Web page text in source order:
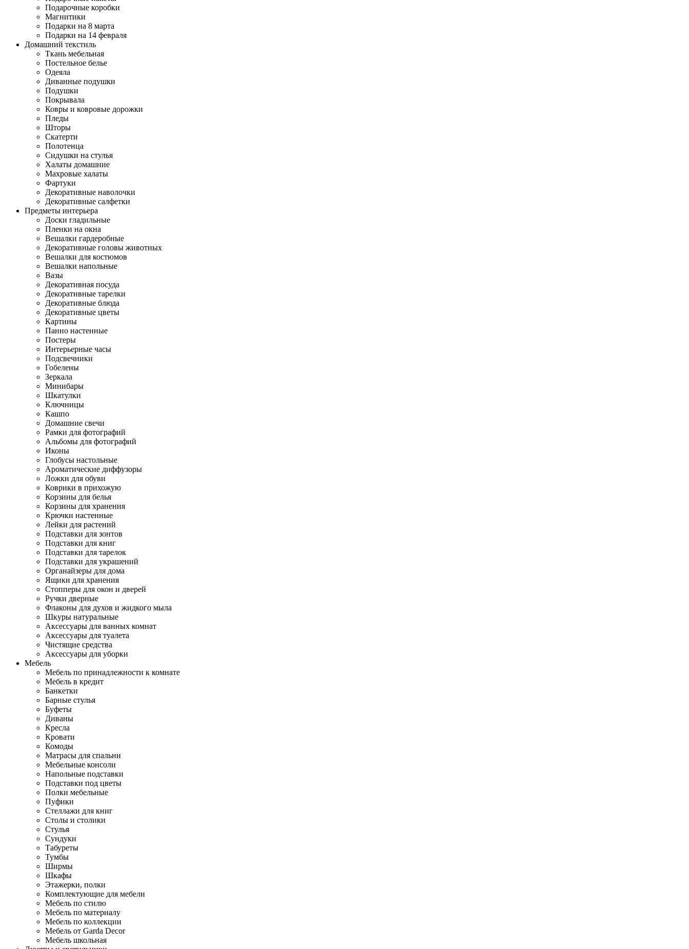
Подарочные коробки
Магнитики
Подарки на 8 марта
Подарки на 14 февраля
Домашний текстиль
Ткань мебельная
Постельное белье
Одеяла
Диванные подушки
Подушки
Покрывала
Ковры и ковровые дорожки
Пледы
Шторы
Скатерти
Полотенца
Сидушки на стулья
Халаты домашние
Махровые халаты
Фартуки
Декоративные наволочки
Декоративные салфетки
Предметы интерьера
Доски гладильные
Пленки на окна
Вешалки гардеробные
Декоративные головы животных
Вешалки для костюмов
Вешалки напольные
Вазы
Декоративная посуда
Декоративные тарелки
Декоративные блюда
Декоративные цветы
Картины
Панно настенные
Постеры
Интерьерные часы
Подсвечники
Гобелены
Зеркала
Минибары
Шкатулки
Ключницы
Кашпо
Домашние свечи
Рамки для фотографий
Альбомы для фотографий
Иконы
Глобусы настольные
Ароматические диффузоры
Ложки для обуви
Коврики в прихожую
Корзины для белья
Корзины для хранения
Крючки настенные
Лейки для растений
Подставки для зонтов
Подставки для книг
Подставки для тарелок
Подставки для украшений
Органайзеры для дома
Ящики для хранения
Стопперы для окон и дверей
Ручки дверные
Флаконы для духов и жидкого мыла
Шкуры натуральные
Аксессуары для ванных комнат
Аксессуары для туалета
Чистящие средства
Аксессуары для уборки
Мебель
Мебель по принадлежности к комнате
Мебель в кредит
Банкетки
Барные стулья
Буфеты
Диваны
Кресла
Кровати
Комоды
Матрасы для спальни
Мебельные консоли
Напольные подставки
Подставки под цветы
Полки мебельные
Пуфики
Стеллажи для книг
Столы и столики
Стулья
Сундуки
Табуреты
Тумбы
Ширмы
Шкафы
Этажерки, полки
Комплектующие для мебели
Мебель по стилю
Мебель по материалу
Мебель по коллекции
Мебель от Garda Decor
Мебель школьная